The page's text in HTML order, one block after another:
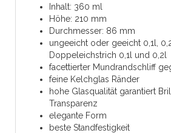
Inhalt: 360 ml
Höhe: 210 mm
Durchmesser: 86 mm
ungeeicht oder geeicht 0,1l,
Doppeleichstrich 0,1l und 0,2l
facettierter Mundrandschliff
feine Kelchglas Ränder
hohe Glasqualität garantiert
Transparenz
elegante Form
beste Standfestigkeit